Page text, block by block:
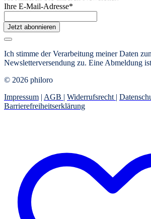
Ihre E-Mail-Adresse*
Jetzt abonnieren
Ich stimme der Verarbeitung meiner Daten
Newsletterversendung zu. Eine Abmeldung
© 2026 philoro
Impressum | AGB | Widerrufsrecht |
Barrierefreiheitserklärung